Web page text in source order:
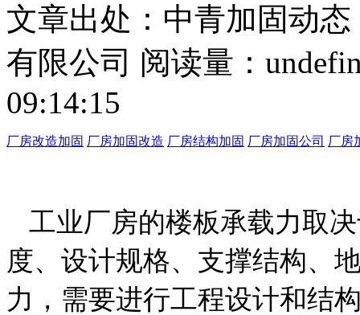
文章出处：中青加固动态
有限公司 阅读量：
09:14:15
厂房改造加固 厂房加固改造 厂房结构加固 厂房加固公司 厂房
工业厂房的楼板承载力取
度、设计规格、支撑结构、
力，需要进行工程设计和结